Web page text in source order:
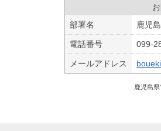
部署名
鹿児
電話番号 099-
メールアドレス
鹿児島